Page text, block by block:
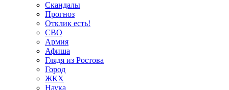
Скандалы
Прогноз
Отклик есть!
СВО
Армия
Афиша
Глядя из Ростова
Город
ЖКХ
Наука